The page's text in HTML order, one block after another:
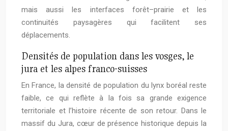
mais aussi les interfaces forêt–prairie et les
continuités paysagères qui facilitent ses
déplacements.
Densités de population dans les vosges, le
jura et les alpes franco-suisses
En France, la densité de population du lynx boréal reste
faible, ce qui reflète à la fois sa grande exigence
territoriale et l’histoire récente de son retour. Dans le
massif du Jura, cœur de présence historique depuis la